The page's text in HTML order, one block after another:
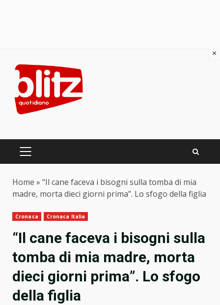
content
PRIMARY
Home » “Il cane faceva i bisogni sulla tomba di mia
madre, morta dieci giorni prima”. Lo sfogo della figlia
Cronaca Cronaca Italia
“Il cane faceva i bisogni sulla
tomba di mia madre, morta
dieci giorni prima”. Lo sfogo
della figlia
×